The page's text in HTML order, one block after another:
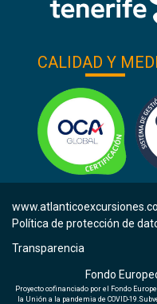
CALIDAD Y
Política de protección de
Transparencia
Fondo
Proyecto cofinanciado por el Fondo
la Unión a la pandemia de COVID-